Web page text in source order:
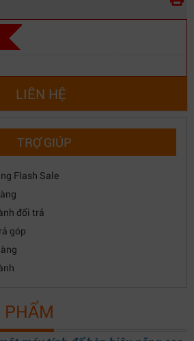
LIÊN HỆ
TRỢ GIÚP
Flash Sale
đổi trả
góp
PHẨM